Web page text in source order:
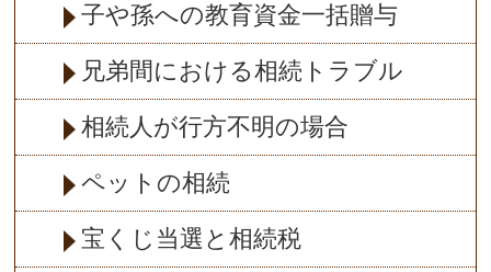
子や孫への教育資金一括贈与
兄弟間における相続トラブル
相続人が行方不明の場合
ペットの相続
宝くじ当選と相続税